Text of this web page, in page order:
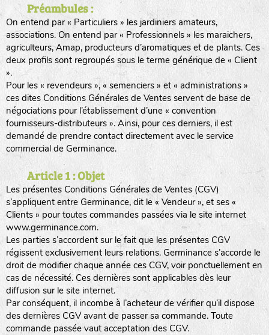
Préambules :
On entend par « Particuliers » les jardiniers amateurs,
associations. On entend par « Professionnels » les maraichers,
agriculteurs, Amap, producteurs d’aromatiques et de plants. Ces
deux profils sont regroupés sous le terme générique de « Client
».
Pour les « revendeurs », « semenciers » et « administrations »
ces dites Conditions Générales de Ventes servent de base de
négociations pour l’établissement d’une « convention
fournisseurs-distributeurs ». Ainsi, pour ces derniers, il est
demandé de prendre contact directement avec le service
commercial de Germinance.
Article 1 : Objet
Les présentes Conditions Générales de Ventes (CGV)
s’appliquent entre Germinance, dit le « Vendeur », et ses «
Clients » pour toutes commandes passées via le site internet
www.germinance.com.
Les parties s’accordent sur le fait que les présentes CGV
régissent exclusivement leurs relations. Germinance s’accorde le
droit de modifier chaque année ces CGV, voir ponctuellement en
cas de nécessité. Ces dernières sont applicables dès leur
diffusion sur le site internet.
Par conséquent, il incombe à l’acheteur de vérifier qu’il dispose
des dernières CGV avant de passer sa commande. Toute
commande passée vaut acceptation des CGV.